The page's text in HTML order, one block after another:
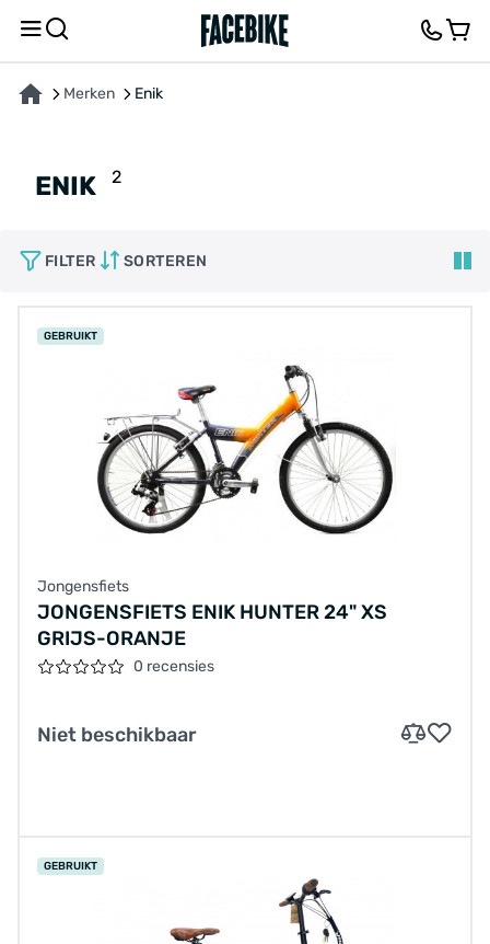
Merken Enik
ENIK 2
FILTER SORTEREN
GEBRUIKT
Jongensfiets
JONGENSFIETS ENIK HUNTER 24" XS
GRIJS-ORANJE
0 recensies
Niet beschikbaar
GEBRUIKT